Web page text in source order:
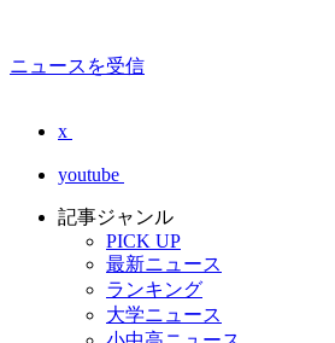
ニュースを受信
x
youtube
記事ジャンル
PICK UP
最新ニュース
ランキング
大学ニュース